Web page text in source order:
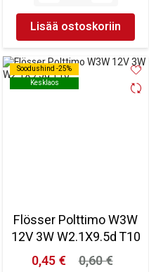
Lisää ostoskoriin
Soodushind -25%
Kesklaos
Soodushind -25%
Kesklaos
Flösser Polttimo W3W
12V 3W W2.1X9.5d T10
0,45 €
0,60 €